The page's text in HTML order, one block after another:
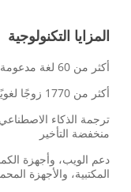
المزايا التكنولوجية
أكثر من 60 لغة مدعومة
أكثر من 1770 زوجًا لغويًا
ترجمة الذكاء الاصطناعي
منخفضة التأخير
دعم الويب، وأجهزة
المكتبية، والأجهزة